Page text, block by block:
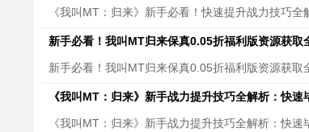
《我叫MT：归来》新手必看！快速提升战力技巧全
新手必看！我叫MT归来保真0.05折福利版资源获取
新手必看！我叫MT归来保真0.05折福利版资源获取
《我叫MT：归来》新手战力提升技巧全解析：快速
《我叫MT：归来》新手战力提升技巧全解析：快速